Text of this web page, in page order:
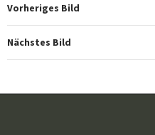
Vorheriges Bild
Nächstes Bild